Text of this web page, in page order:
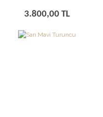
3.800,00 TL